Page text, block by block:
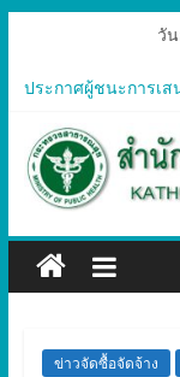
วั
ประกาศผู้ชนะการเ
ประกาศผู้ชนะการเ
โครงการป้องกันคว
อำเภอกะทู้ ปี 2569
เจาะจง
ประกาศผู้ชนะการเ
เจาะจง
เจาะจงข่าวจัดซื้อจัดจ้าง